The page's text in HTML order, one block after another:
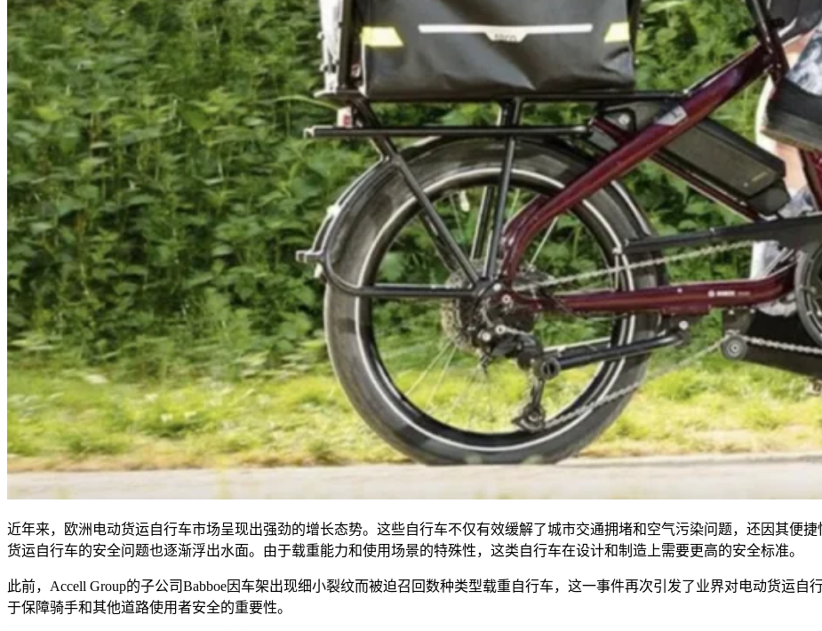
近年来，欧洲电动货运自行车市场呈现出强劲的增长态势。这些自行车不仅有效缓解了城市交通拥堵和空气污染问题，还因其便
货运自行车的安全问题也逐渐浮出水面。由于载重能力和使用场景的特殊性，这类自行车在设计和制造上需要更高的安全标准。
此前，Accell Group的子公司Babboe因车架出现细小裂纹而被迫召回数种类型载重自行车，这一事件再次引发了业界对电动货运
于保障骑手和其他道路使用者安全的重要性。